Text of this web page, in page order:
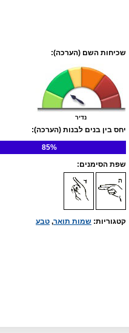
שכיחות השם (הערכה):
נדיר
יחס בין בנים לבנות (הערכה):
85%
שפת הסימנים:
קטגוריות: שמות תואר, טבע